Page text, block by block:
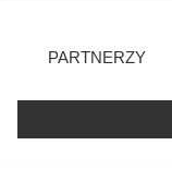
musiała
życiu
zmienić/wycofać
znajdujący się w
rodzaje
użytkownika, ale
przetwarzaniu.
PARTNERZY